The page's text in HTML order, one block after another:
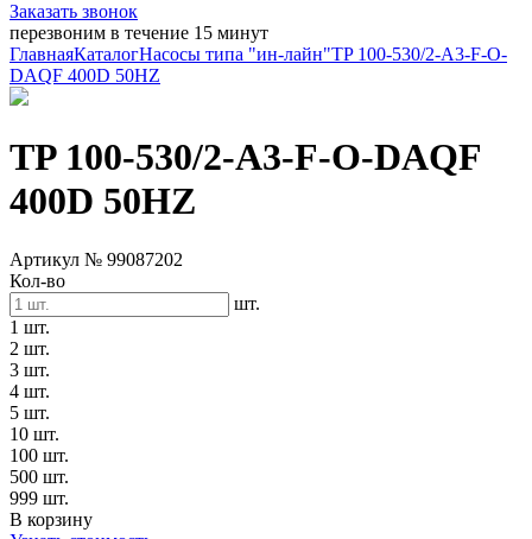
Заказать звонок
перезвоним в течение 15 минут
ГлавнаяКаталогНасосы типа "ин-лайн"TP 100-530/2-A3-F-O-
DAQF 400D 50HZ
TP 100-530/2-A3-F-O-DAQF
400D 50HZ
Артикул № 99087202
Кол-во
шт.
1 шт.
2 шт.
3 шт.
4 шт.
5 шт.
10 шт.
100 шт.
500 шт.
999 шт.
В корзину